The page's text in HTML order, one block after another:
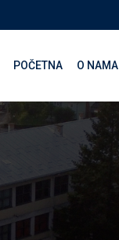
POČETNA O NAMA